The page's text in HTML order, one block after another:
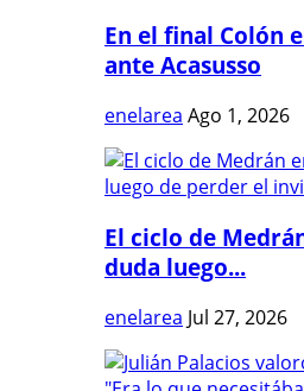
En el final Colón
ante Acasusso
enelarea Ago 1, 2026
El ciclo de
duda luego...
enelarea Jul 27, 2026